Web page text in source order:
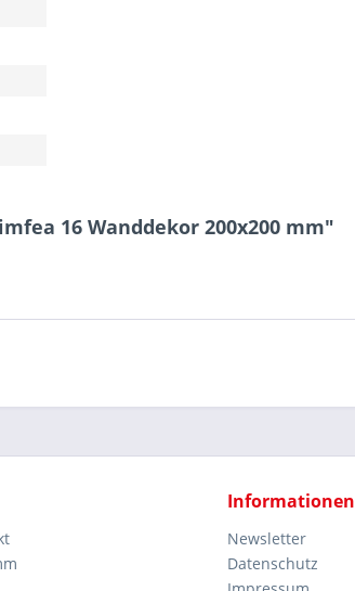
16 Wanddekor 200x200 mm"
Informationen
Newsletter
Datenschutz